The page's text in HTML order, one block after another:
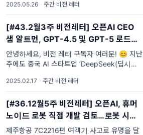
때보다 뜨거운 열기로 가득했던 한 주였습
2025.05.26 · 주간 비전 레터
[#43.2월3주 비전레터] 오픈AI CEO
샘 알트먼, GPT-4.5 및 GPT-5 로드맵
공개…"추론·비추론 모델 통합"
안녕하세요, 비전 레터 구독자 여러분! 😊 지난
주에도 중국 AI 스타트업 ‘DeepSeek(딥시크)'
기업을 넘어 기존 AI 강자들에
2025.02.17 · 주간 비전 레터
[#36.12월5주 비전레터] 오픈AI, 휴머
노이드 로봇 직접 개발 검토…로봇 시장
복귀 논의 중
제주항공 7C2216편 여객기 사고로 유명을 달